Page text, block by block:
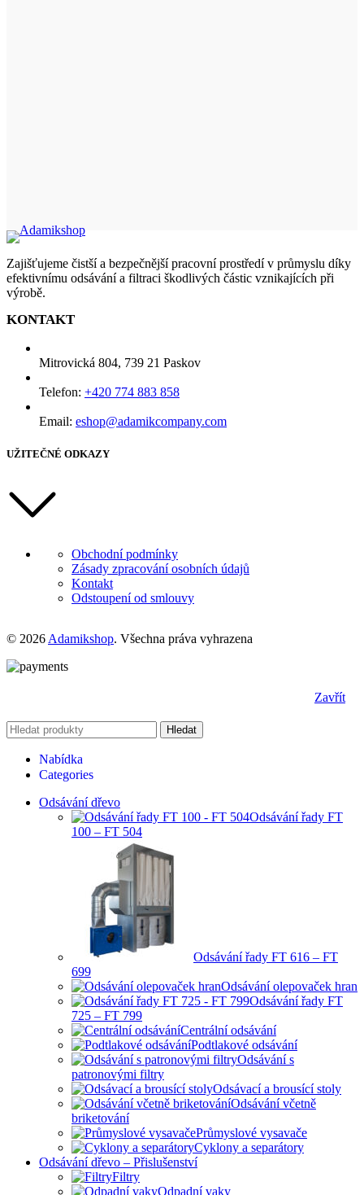
Zajišťujeme čistší a bezpečnější pracovní prostředí v průmyslu díky
efektivnímu odsávání a filtraci škodlivých částic vznikajících při
výrobě.
KONTAKT
Mitrovická 804, 739 21 Paskov
Telefon: +420 774 883 858
Email: eshop@adamikcompany.com
UŽITEČNÉ ODKAZY
Obchodní podmínky
Zásady zpracování osobních údajů
Kontakt
Odstoupení od smlouvy
© 2026 Adamikshop. Všechna práva vyhrazena
Zavřít
Hledat
Nabídka
Categories
Odsávání dřevo
Odsávání řady FT
100 – FT 504
Odsávání řady FT 616 – FT
699
Odsávání olepovaček hran
Odsávání řady FT
725 – FT 799
Centrální odsávání
Podtlakové odsávání
Odsávání s
patronovými filtry
Odsávací a brousící stoly
Odsávání včetně
briketování
Průmyslové vysavače
Cyklony a separátory
Odsávání dřevo – Přislušenství
Filtry
Odpadní vaky